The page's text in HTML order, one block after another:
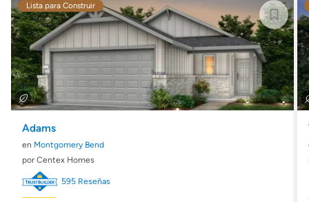
Lista para Construir
Adams
en Montgomery Bend
por Centex Homes
595 Reseñas